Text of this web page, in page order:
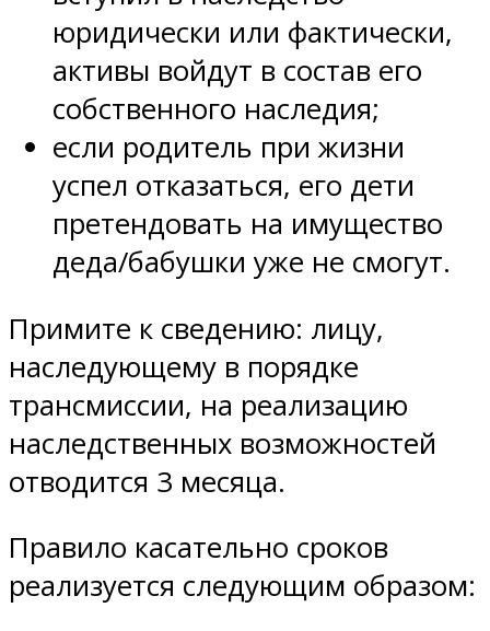
юридически или фактически,
активы войдут в состав его
собственного наследия;
если родитель при жизни
успел отказаться, его дети
претендовать на имущество
деда/бабушки уже не смогут.
Примите к сведению: лицу,
наследующему в порядке
трансмиссии, на реализацию
наследственных возможностей
отводится 3 месяца.
Правило касательно сроков
реализуется следующим образом: